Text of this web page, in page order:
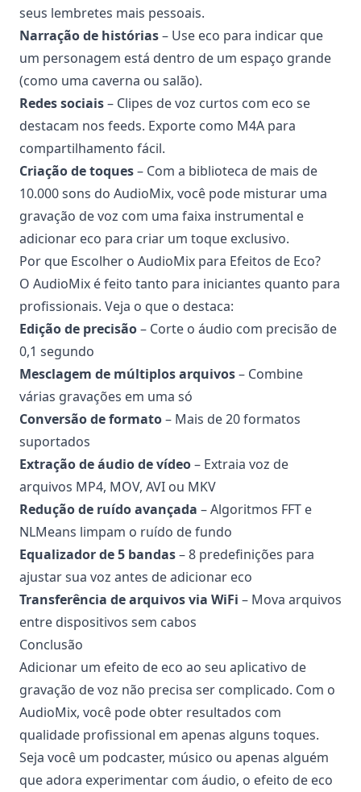
seus lembretes mais pessoais.
Narração de histórias– Use eco para indicar que
um personagem está dentro de um espaço grande
(como uma caverna ou salão).
Redes sociais– Clipes de voz curtos com eco se
destacam nos feeds. Exporte como M4A para
compartilhamento fácil.
Criação de toques– Com a biblioteca de mais de
10.000 sons do AudioMix, você pode misturar uma
gravação de voz com uma faixa instrumental e
adicionar eco para criar um toque exclusivo.
Por que Escolher o AudioMix para Efeitos de Eco?
O AudioMix é feito tanto para iniciantes quanto para
profissionais. Veja o que o destaca:
Edição de precisão– Corte o áudio com precisão de
0,1 segundo
Mesclagem de múltiplos arquivos– Combine
várias gravações em uma só
Conversão de formato– Mais de 20 formatos
suportados
Extração de áudio de vídeo– Extraia voz de
arquivos MP4, MOV, AVI ou MKV
Redução de ruído avançada – Algoritmos FFT e
NLMeans limpam o ruído de fundo
Equalizador de 5 bandas– 8 predefinições para
ajustar sua voz antes de adicionar eco
Transferência de arquivos via WiFi – Mova arquivos
entre dispositivos sem cabos
Conclusão
Adicionar um efeito de eco ao seu aplicativo de
gravação de voz não precisa ser complicado. Com o
AudioMix, você pode obter resultados com
qualidade profissional em apenas alguns toques.
Seja você um podcaster, músico ou apenas alguém
que adora experimentar com áudio, o efeito de eco